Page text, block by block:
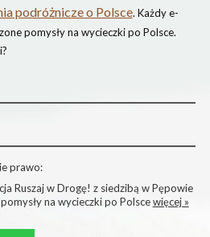
podróżnicze o Polsce. Każdy e-
pomysły na wycieczki po Polsce.
prawo:
Ruszaj w Drogę! z siedzibą w Pępowie
na wycieczki po Polscewięcej »